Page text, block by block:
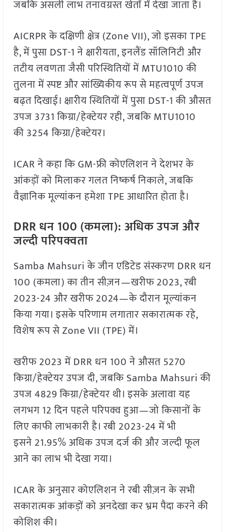
जबकि असली लाभ तनावग्रस्त खेतों में देखा जाता है।
AICRPR के दक्षिणी क्षेत्र (Zone VII), जो इसका TPE
है, में पुसा DST-1 ने क्षारीयता, इनलैंड सॉलिनिटी और
तटीय लवणता जैसी परिस्थितियों में MTU1010 की
तुलना में स्पष्ट और सांख्यिकीय रूप से महत्वपूर्ण उपज
बढ़त दिखाई। क्षारीय स्थितियों में पुसा DST-1 की औसत
उपज 3731 किग्रा/हेक्टेयर रही, जबकि MTU1010
की 3254 किग्रा/हेक्टेयर।
ICAR ने कहा कि GM-फ्री कोएलिशन ने देशभर के
आंकड़ों को मिलाकर गलत निष्कर्ष निकाले, जबकि
वैज्ञानिक मूल्यांकन हमेशा TPE आधारित होता है।
DRR धन 100 (कमला): अधिक उपज और
जल्दी परिपक्वता
Samba Mahsuri के जीन एडिटेड संस्करण DRR धन
100 (कमला) का तीन सीज़न—खरीफ 2023, रबी
2023-24 और खरीफ 2024—के दौरान मूल्यांकन
किया गया। इसके परिणाम लगातार सकारात्मक रहे,
विशेष रूप से Zone VII (TPE) में।
खरीफ 2023 में DRR धन 100 ने औसत 5270
किग्रा/हेक्टेयर उपज दी, जबकि Samba Mahsuri की
उपज 4829 किग्रा/हेक्टेयर थी। इसके अलावा यह
लगभग 12 दिन पहले परिपक्व हुआ—जो किसानों के
लिए काफी लाभकारी है। रबी 2023-24 में भी
इसने 21.95% अधिक उपज दर्ज की और जल्दी फूल
आने का लाभ भी देखा गया।
ICAR के अनुसार कोएलिशन ने रबी सीज़न के सभी
सकारात्मक आंकड़ों को अनदेखा कर भ्रम पैदा करने की
कोशिश की।